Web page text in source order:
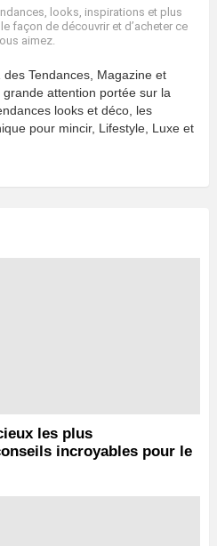
looks, inspirations et plus
façon de découvrir et d’acheter ce
aimez.
Tendances, Magazine et
attention portée sur la
looks et déco, les
pour mincir, Lifestyle, Luxe et
les plus
incroyables pour le